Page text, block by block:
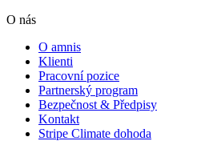
O nás
O amnis
Klienti
Pracovní pozice
Partnerský program
Bezpečnost & Předpisy
Kontakt
Stripe Climate dohoda